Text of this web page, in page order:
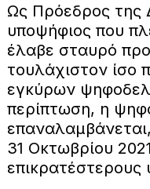
Ως Πρόεδρος της
υποψήφιος που
έλαβε σταυρό
τουλάχιστον ίσο
εγκύρων
περίπτωση, η
31 Οκτωβρίου
επικρατέστερους